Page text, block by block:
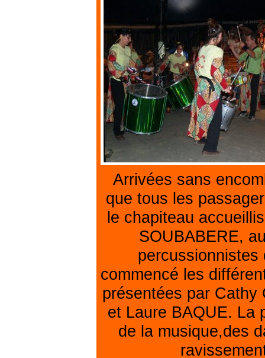
Arrivées sans
que tous les
le chapiteau
SOUBABERE,
percussionnistes
commencé les
présentées par Cathy
et Laure BAQUE. La
de la musique,des